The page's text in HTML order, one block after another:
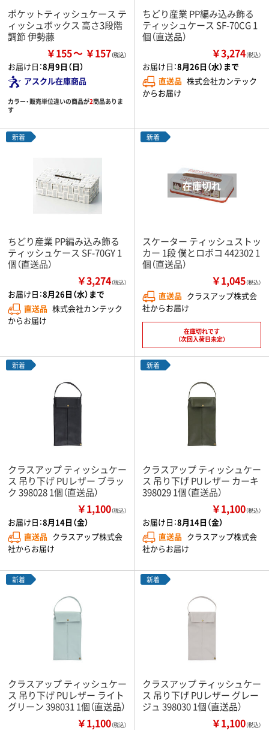
ポケットティッシュケース テ
ィッシュボックス 高さ3段階
調節 伊勢藤
￥155 ￥157
お届け日：8月9日（日）
アスクル在庫商品
カラー・販売単位違いの商品が2商品ありま
す
ちどり産業 PP編み込み飾る
ティッシュケース SF-70CG 1
個（直送品）
￥3,274（税込）
お届け日：8月26日（水）まで
直送品 株式会社カンテック
からお届け
新着
ちどり産業 PP編み込み飾る
ティッシュケース SF-70GY 1
個（直送品）
￥3,274（税込）
お届け日：8月26日（水）まで
直送品 株式会社カンテック
からお届け
新着
スケーター ティッシュストッ
カー 1段 僕とロボコ 442302 1
個（直送品）
￥1,045（税込）
直送品 クラスアップ株式会
社からお届け
在庫切れです
（次回入荷日未定）
新着
クラスアップ ティッシュケー
ス 吊り下げ PUレザー ブラッ
ク 398028 1個（直送品）
￥1,100（税込）
お届け日：8月14日（金）
直送品 クラスアップ株式会
社からお届け
新着
クラスアップ ティッシュケー
ス 吊り下げ PUレザー カーキ
398029 1個（直送品）
￥1,100（税込）
お届け日：8月14日（金）
直送品 クラスアップ株式会
社からお届け
新着
クラスアップ ティッシュケー
ス 吊り下げ PUレザー ライト
グリーン 398031 1個（直送品）
￥1,100（税込）
新着
クラスアップ ティッシュケー
ス 吊り下げ PUレザー グレー
ジュ 398030 1個（直送品）
￥1,100（税込）